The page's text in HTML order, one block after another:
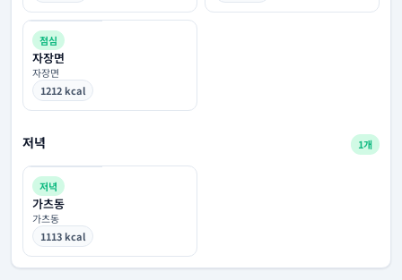
점심
자장면
자장면
1212 kcal
저녁 1개
저녁
가츠동
가츠동
1113 kcal